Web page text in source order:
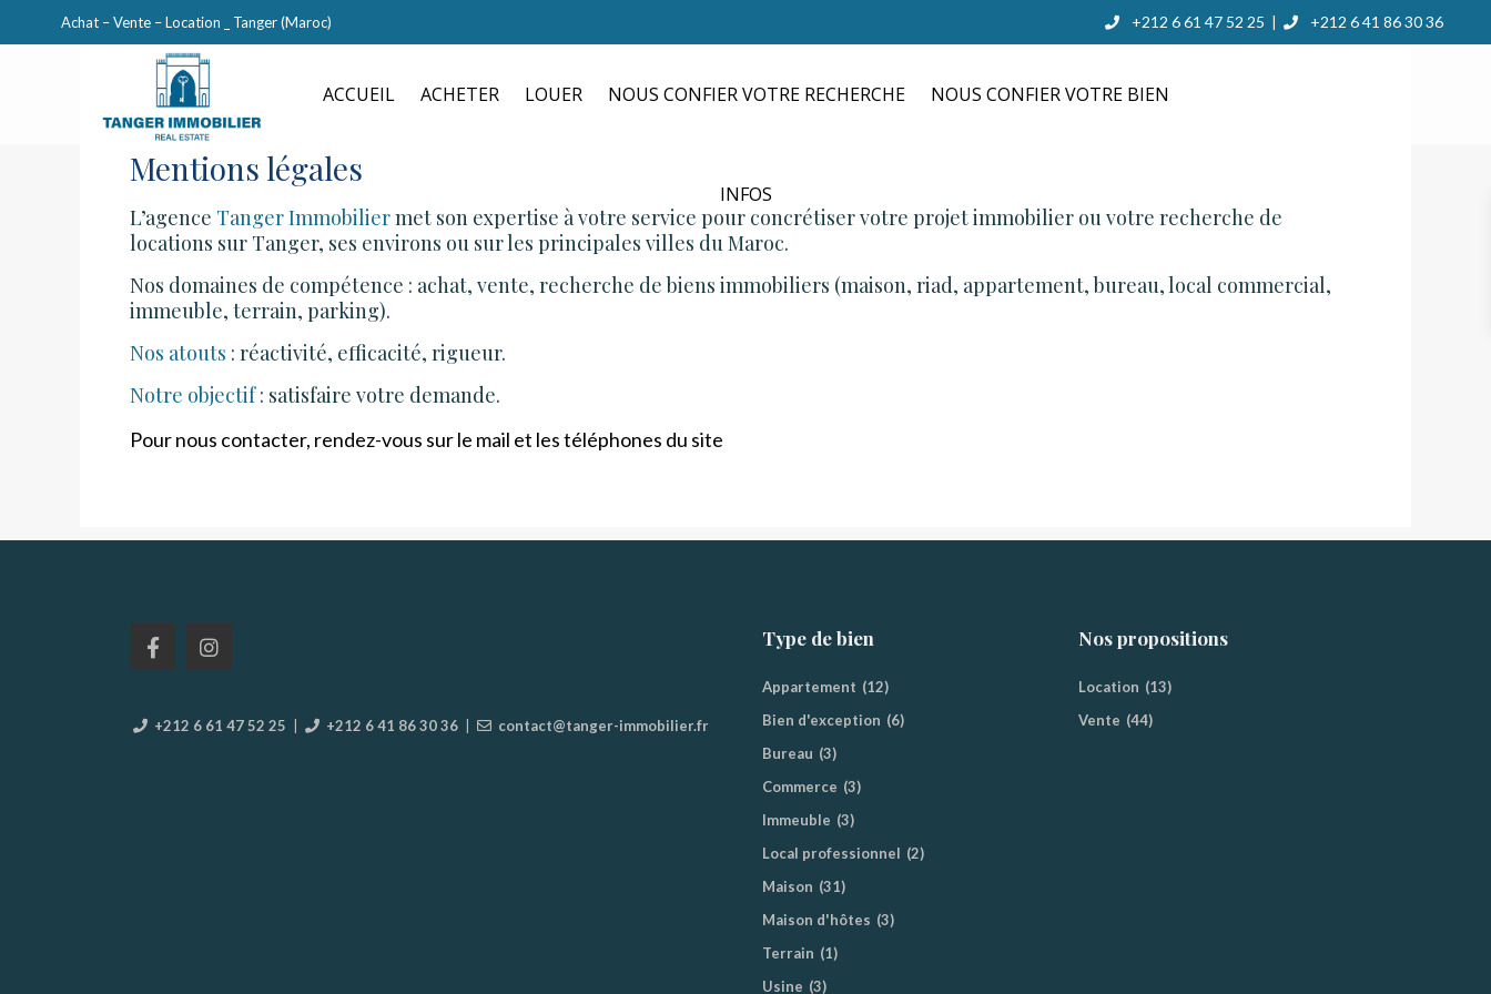
Achat – Vente – Location _ Tanger (Maroc) +212 6 61 47 52 25 +212 6 41 86 30 36
ACCUEIL ACHETER LOUER NOUS CONFIER VOTRE RECHERCHE NOUS CONFIER VOTRE BIEN
INFOS
Mentions légales
L’agence Tanger Immobiliermet son expertise à votre service pour concrétiser votre projet immobilier ou votre recherche de
locations sur Tanger, ses environs ou sur les principales villes du Maroc.
Nos domaines de compétence : achat, vente, recherche de biens immobiliers (maison, riad, appartement, bureau, local commercial,
immeuble, terrain, parking).
Nos atouts : réactivité, efficacité, rigueur.
Notre objectif: satisfaire votre demande.
Pour nous contacter, rendez-vous sur le mail et les téléphones du site
+212 6 61 47 52 25 +212 6 41 86 30 36 contact@tanger-immobilier.fr
Type de bien
Appartement (12)
Bien d'exception (6)
Bureau (3)
Commerce (3)
Immeuble (3)
Local professionnel (2)
Maison (31)
Maison d'hôtes (3)
Terrain (1)
Usine (3)
Nos propositions
Location (13)
Vente (44)